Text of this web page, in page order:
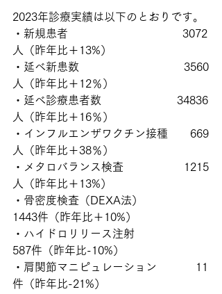
2023年診療実績は以下のとおりです。
・新規患者　　　　　　　　　　 3072
人（昨年比＋13%）
・延べ新患数　　　　　　           3560
人（昨年比＋12％）
・延べ診療患者数　　　　         34836
人（昨年比＋16％）
・インフルエンザワクチン接種　　669
人（昨年比＋38％）
・メタロバランス検査　　           1215
人（昨年比＋13%）
・骨密度検査（DEXA法）
1443件（昨年比＋10%）
・ハイドロリリース注射
587件（昨年比-10%）
・肩関節マニピュレーション　        11
件（昨年比-21%）